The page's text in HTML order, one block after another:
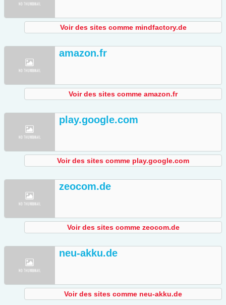
Voir des sites comme mindfactory.de
amazon.fr
Voir des sites comme amazon.fr
play.google.com
Voir des sites comme play.google.com
zeocom.de
Voir des sites comme zeocom.de
neu-akku.de
Voir des sites comme neu-akku.de